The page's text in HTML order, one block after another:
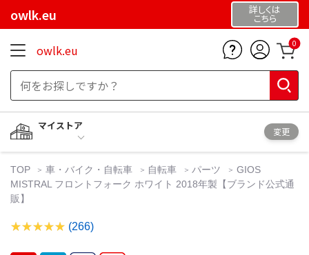
owlk.eu 詳しくは
こちら
owlk.eu 0
マイストア
変更
TOP 車・バイク・自転車 自転車 パーツ
GIOS
MISTRAL フロントフォーク ホワイト 2018年製【ブランド公式通
販】
(266)